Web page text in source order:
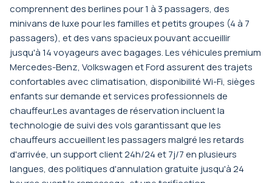
comprennent des berlines pour 1 à 3 passagers, des
minivans de luxe pour les familles et petits groupes (4 à 7
passagers), et des vans spacieux pouvant accueillir
jusqu'à 14 voyageurs avec bagages. Les véhicules premium
Mercedes-Benz, Volkswagen et Ford assurent des trajets
confortables avec climatisation, disponibilité Wi-Fi, sièges
enfants sur demande et services professionnels de
chauffeur.Les avantages de réservation incluent la
technologie de suivi des vols garantissant que les
chauffeurs accueillent les passagers malgré les retards
d'arrivée, un support client 24h/24 et 7j/7 en plusieurs
langues, des politiques d'annulation gratuite jusqu'à 24